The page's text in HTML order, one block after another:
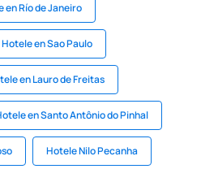
en Río de Janeiro
Hotele en Sao Paulo
en Lauro de Freitas
en Santo Antônio do Pinhal
Hotele Nilo Pecanha